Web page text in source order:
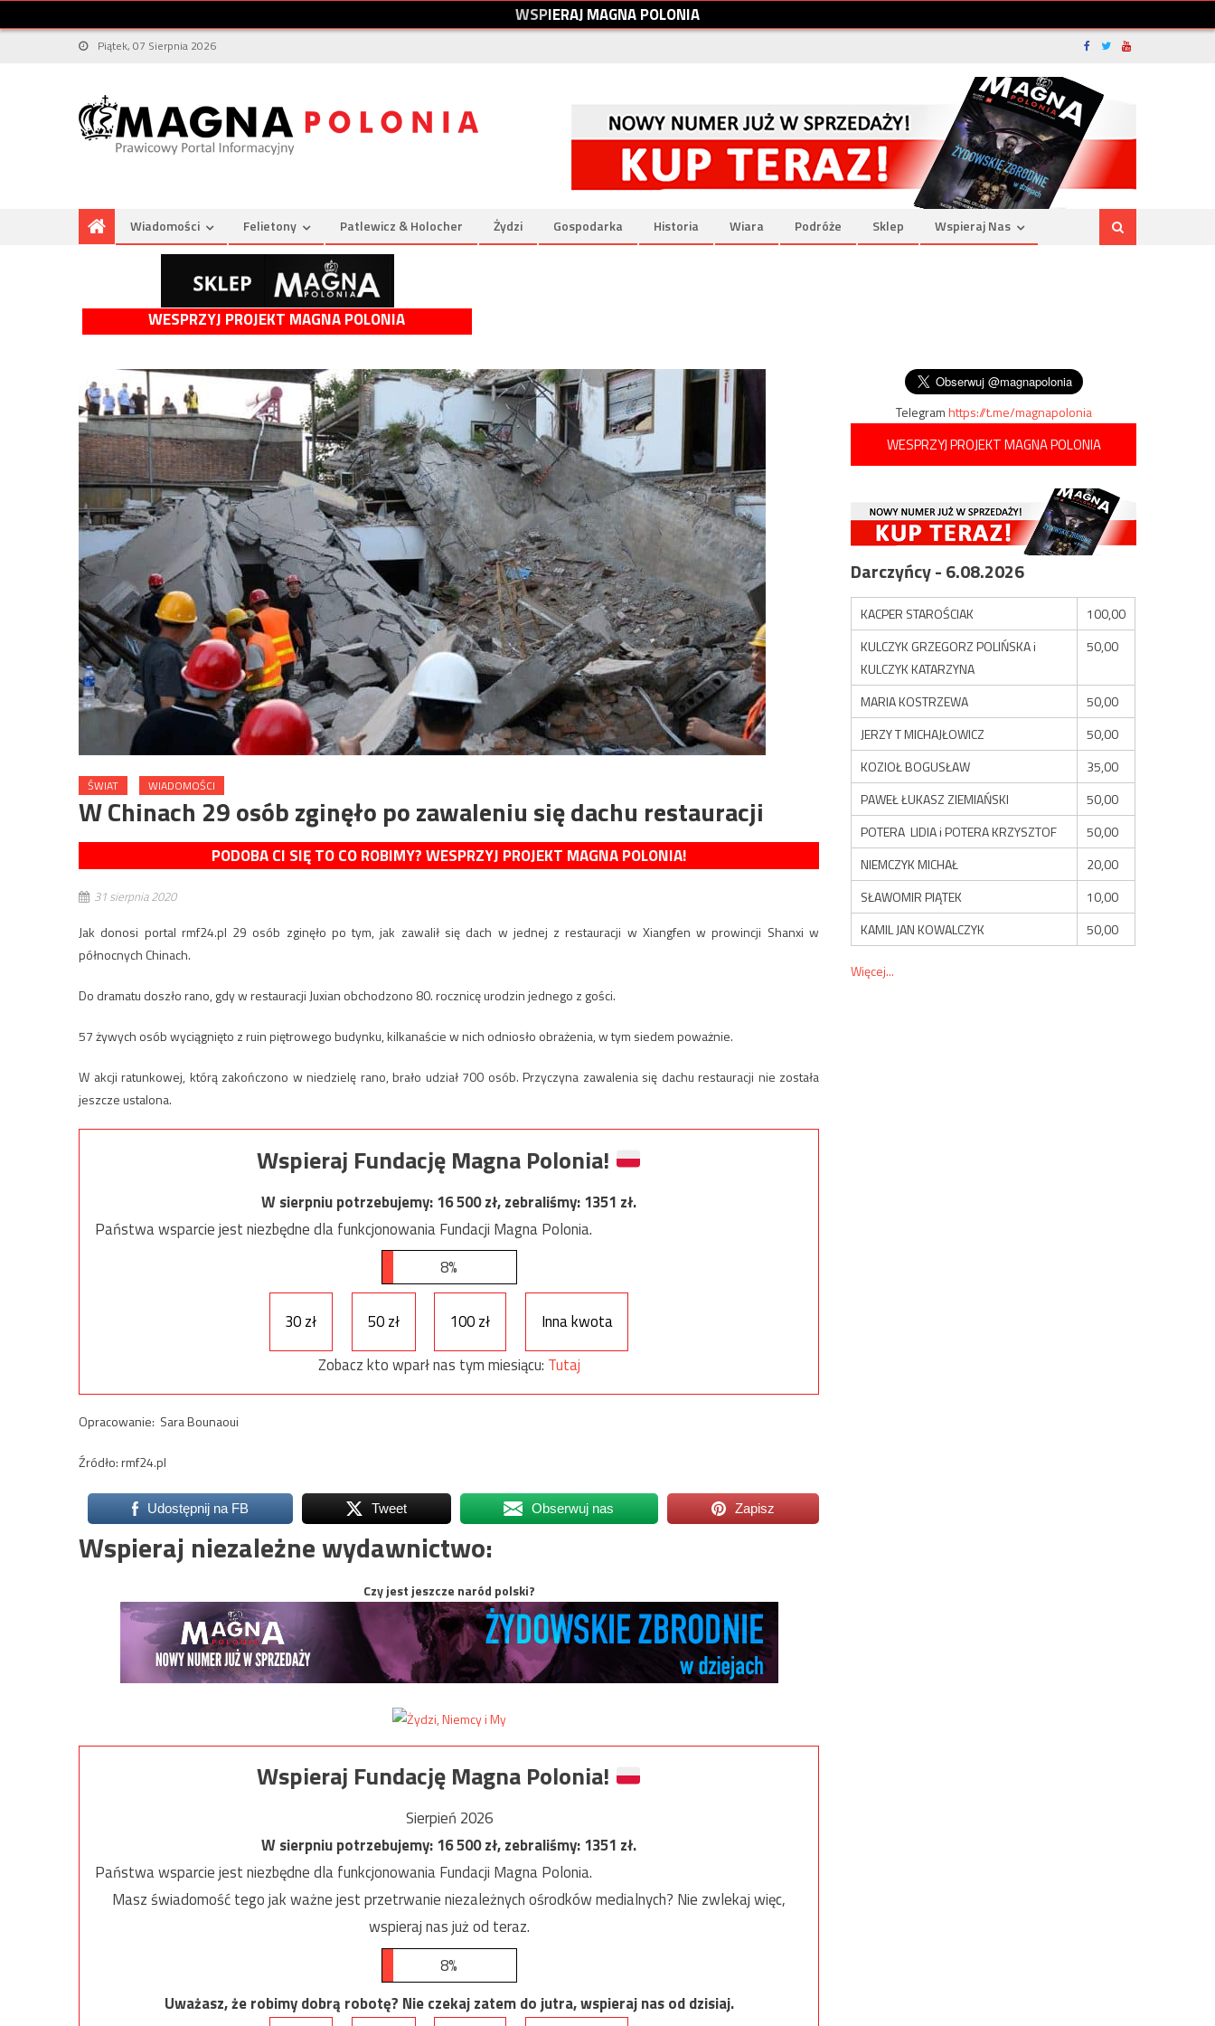
WSPIERAJMAGNAPOLONIA
Piątek, 07 Sierpnia 2026
Wiadomości Felietony Patlewicz & Holocher Żydzi Gospodarka Historia Wiara Podróże Sklep Wspieraj Nas
WESPRZYJ PROJEKT MAGNA POLONIA
ŚWIAT WIADOMOŚCI
W Chinach 29 osób zginęło po zawaleniu się dachu restauracji
PODOBA CI SIĘ TO CO ROBIMY? WESPRZYJ PROJEKT MAGNA POLONIA!
31 sierpnia 2020
Jak donosi portal rmf24.pl 29 osób zginęło po tym, jak zawalił się dach w jednej z restauracji w Xiangfen w prowincji Shanxi w
północnych Chinach.
Do dramatu doszło rano, gdy w restauracji Juxian obchodzono 80. rocznicę urodzin jednego z gości.
57 żywych osób wyciągnięto z ruin piętrowego budynku, kilkanaście w nich odniosło obrażenia, w tym siedem poważnie.
W akcji ratunkowej, którą zakończono w niedzielę rano, brało udział 700 osób. Przyczyna zawalenia się dachu restauracji nie została
jeszcze ustalona.
Wspieraj Fundację Magna Polonia!
W sierpniu potrzebujemy:16 500zł, zebraliśmy:1351 zł.
Państwa wsparcie jest niezbędne dla funkcjonowania Fundacji Magna Polonia.
8%
30 zł 50 zł 100 zł
Inna kwota
Zobacz kto wparł nas tym miesiącu: Tutaj
Opracowanie: Sara Bounaoui
Źródło: rmf24.pl
Udostępnij na FB Tweet Obserwuj nas Zapisz
Wspieraj niezależne wydawnictwo:
Czy jest jeszcze naród polski?
Wspieraj Fundację Magna Polonia!
Sierpień 2026
W sierpniu potrzebujemy:16 500zł, zebraliśmy:1351 zł.
Państwa wsparcie jest niezbędne dla funkcjonowania Fundacji Magna Polonia.
Masz świadomość tego jak ważne jest przetrwanie niezależnych ośrodków medialnych? Nie zwlekaj więc,
wspieraj nas już od teraz.
8%
Uważasz, że robimy dobrą robotę? Nie czekaj zatem do jutra, wspieraj nas od dzisiaj.
Telegramhttps://t.me/magnapolonia
WESPRZYJ PROJEKT MAGNA POLONIA
Darczyńcy - 6.08.2026
KACPER STAROŚCIAK
100,00
KULCZYK GRZEGORZ POLIŃSKA i
KULCZYK KATARZYNA
50,00
MARIA KOSTRZEWA
50,00
JERZY T MICHAJŁOWICZ
50,00
KOZIOŁ BOGUSŁAW
35,00
PAWEŁ ŁUKASZ ZIEMIAŃSKI
50,00
POTERA LIDIA i POTERA KRZYSZTOF
50,00
NIEMCZYK MICHAŁ
20,00
SŁAWOMIR PIĄTEK
10,00
KAMIL JAN KOWALCZYK
50,00
Więcej...